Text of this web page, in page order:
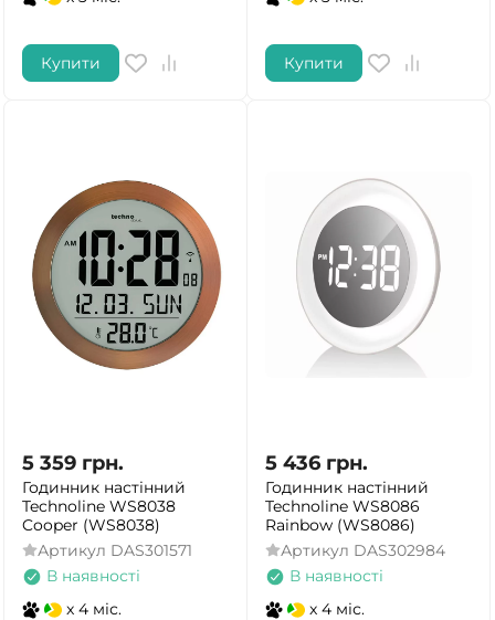
Купити Купити
5 359 грн.
Годинник настінний
Technoline WS8038
Cooper (WS8038)
Артикул DAS301571
В наявності
x 4 міс.
5 436 грн.
Годинник настінний
Technoline WS8086
Rainbow (WS8086)
Артикул DAS302984
В наявності
x 4 міс.